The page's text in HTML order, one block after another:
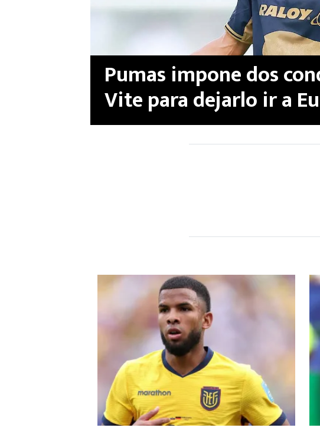
Pumas impone dos
Vite para dejarlo ir a
Mundial 2026